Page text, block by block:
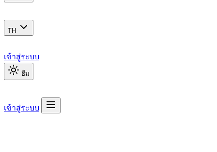
TH
เข้าสู่ระบบ
ธีม
เข้าสู่ระบบ